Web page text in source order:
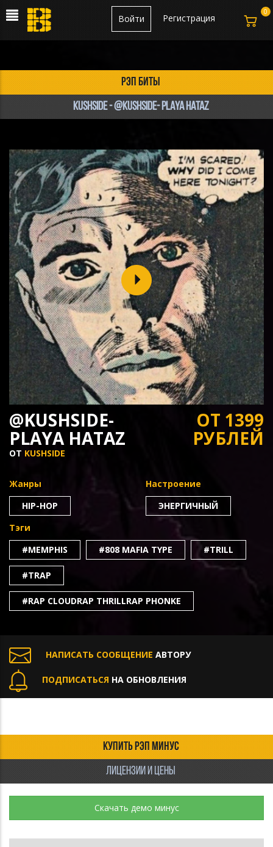
Регистрация
Войти
рэп биты
Kushside - @Kushside- PLAYA HATAZ
@KUSHSIDE-
PLAYA HATAZ
ОТ KUSHSIDE
ОТ 1399
РУБЛЕЙ
Жанры
HIP-HOP
Настроение
ЭНЕРГИЧНЫЙ
Тэги
#MEMPHIS
#808 MAFIA TYPE #TRILL
#TRAP
#RAP CLOUDRAP THRILLRAP PHONKE
НАПИСАТЬ СООБЩЕНИЕ АВТОРУ
ПОДПИСАТЬСЯ НА ОБНОВЛЕНИЯ
КУПИТЬ РЭП МИНУС
ЛИЦЕНЗИИ И ЦЕНЫ
Скачать демо минус
0